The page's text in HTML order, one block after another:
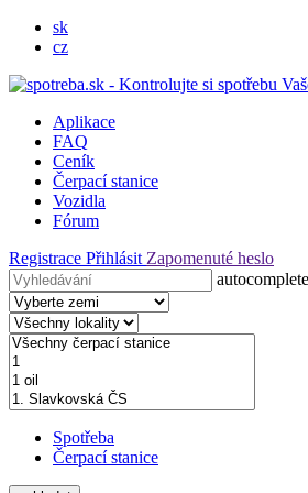
sk
cz
Aplikace
FAQ
Ceník
Čerpací stanice
Vozidla
Fórum
Registrace Přihlásit Zapomenuté heslo
Spotřeba
Čerpací stanice